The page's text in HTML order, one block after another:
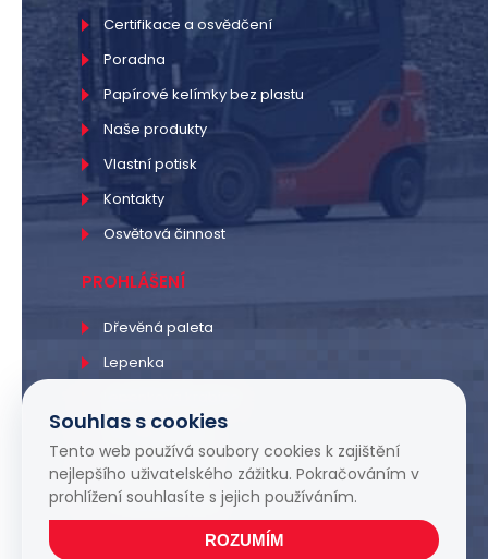
Souhlas s cookies
Tento web používá soubory cookies k zajištění
nejlepšího uživatelského zážitku. Pokračováním v
prohlížení souhlasíte s jejich používáním.
ROZUMÍM
Certifikace a osvědčení
Poradna
Papírové kelímky bez plastu
Naše produkty
Vlastní potisk
Kontakty
Osvětová činnost
PROHLÁŠENÍ
Dřevěná paleta
Lepenka
PE sáčky a fólie
PP sáčky a fólie
Smršťovací fólie